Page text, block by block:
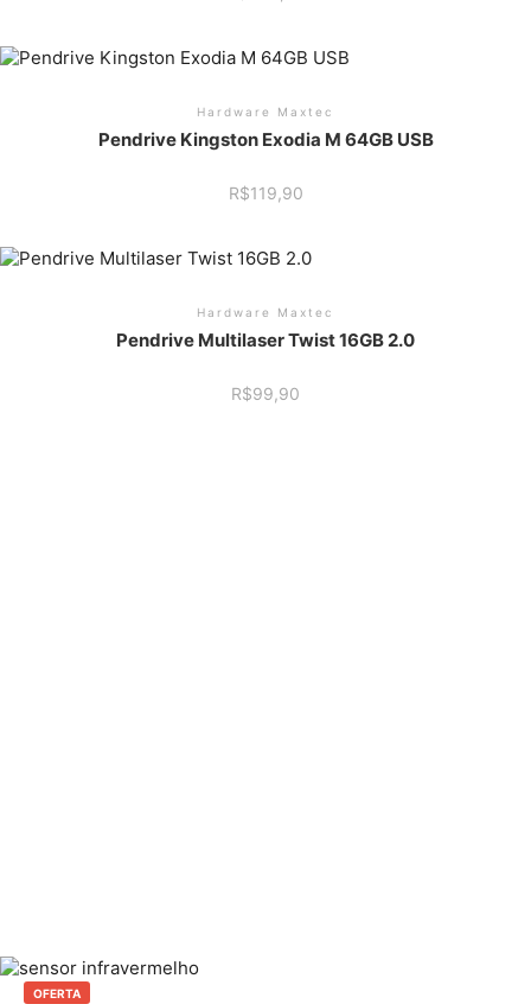
Hardware Maxtec
Pendrive Kingston Exodia M 64GB USB
R$119,90
Hardware Maxtec
Pendrive Multilaser Twist 16GB 2.0
R$99,90
OFERTA